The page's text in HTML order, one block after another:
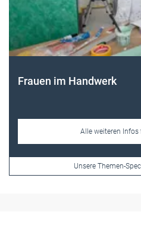
Frauen im Handwerk
Alle weiteren Infos
Unsere Themen-